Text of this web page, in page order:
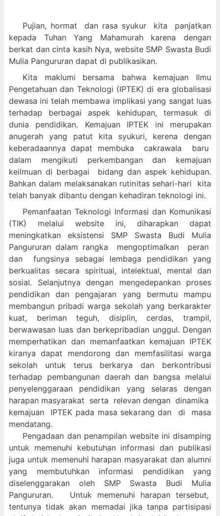
Pujian, hormat dan rasa syukur kita panjatkan
kepada Tuhan Yang Mahamurah karena dengan
berkat dan cinta kasih Nya, website SMP Swasta Budi
Mulia Pangururan dapat di publikasikan.
Kita maklumi bersama bahwa kemajuan Ilmu
Pengetahuan dan Teknologi (IPTEK) di era globalisasi
dewasa ini telah membawa implikasi yang sangat luas
terhadap berbagai aspek kehidupan, termasuk di
dunia pendidikan. Kemajuan IPTEK ini merupakan
anugerah yang patut kita syukuri, kerena dengan
keberadaannya dapat membuka cakrawala baru
dalam mengikuti perkembangan dan kemajuan
keilmuan di berbagai bidang dan aspek kehidupan.
Bahkan dalam melaksanakan rutinitas sehari-hari kita
telah banyak dibantu dengan kehadiran teknologi ini.
Pemanfaatan Teknologi Informasi dan Komunikasi
(TIK) melalui website ini, diharapkan dapat
meningkatkan eksistensi SMP Swasta Budi Mulia
Pangururan dalam rangka mengoptimalkan peran
dan fungsinya sebagai lembaga pendidikan yang
berkualitas secara spiritual, intelektual, mental dan
sosial. Selanjutnya dengan mengedepankan proses
pendidikan dan pengajaran yang bermutu mampu
membangun pribadi warga sekolah yang berkarakter
kuat, beriman teguh, disiplin, cerdas, trampil,
berwawasan luas dan berkepribadian unggul. Dengan
memperhatikan dan memanfaatkan kemajuan IPTEK
kiranya dapat mendorong dan memfasilitasi warga
sekolah untuk terus berkarya dan berkontribusi
terhadap pembangunan daerah dan bangsa melalui
penyelenggaraan pendidikan yang selaras dengan
harapan masyarakat serta relevan dengan dinamika
kemajuan IPTEK pada masa sekarang dan di masa
mendatang.
Pengadaan dan penampilan website ini disamping
untuk memenuhi kebutuhan informasi dan publikasi
juga untuk memenuhi harapan masyarakat dan alumni
yang membutuhkan informasi pendidikan yang
diselenggarakan oleh SMP Swasta Budi Mulia
Pangururan. Untuk memenuhi harapan tersebut,
tentunya tidak akan memadai jika tanpa partisipasi